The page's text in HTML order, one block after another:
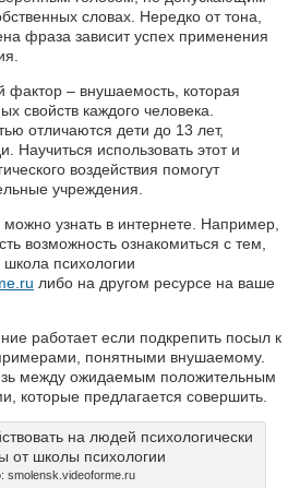
словах. Нередко от тона,
фраза зависит успех применения
– внушаемость, которая
свойств каждого человека.
отличаются дети до 13 лет,
Научиться использовать этот и
воздействия помогут
учреждения.
узнать в интернете. Например,
возможность ознакомиться с тем,
психологии
либо на другом ресурсе на ваше
работает если подкрепить посыл к
понятными внушаемому.
между ожидаемым положительным
которые предлагается совершить.
smolensk.videoforme.ru